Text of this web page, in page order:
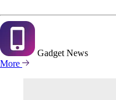
GadgetNews
More